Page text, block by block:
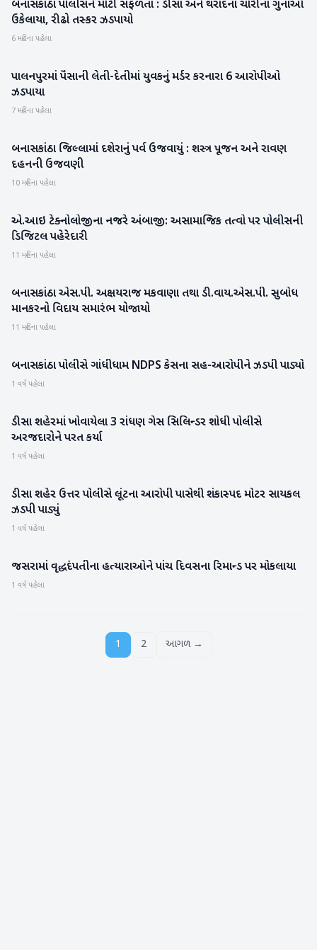
બનાસકાંઠા
બનાસકાંઠા પોલીસને મોટી સફળતા : ડીસા અને થરાદના ચોરીના ગુનાઓ
ઉકેલાયા, રીઢો તસ્કર ઝડપાયો
6 મહિના પહેલા
બનાસકાંઠા
પાલનપુરમાં પૈસાની લેતી-દેતીમાં યુવકનું મર્ડર કરનારા 6 આરોપીઓ
ઝડપાયા
7 મહિના પહેલા
બનાસકાંઠા
બનાસકાંઠા જિલ્લામાં દશેરાનું પર્વ ઉજવાયું : શસ્ત્ર પૂજન અને રાવણ
દહનની ઉજવણી
10 મહિના પહેલા
બનાસકાંઠા
એ.આઇ ટેક્નોલોજીના નજરે અંબાજી: અસામાજિક તત્વો પર પોલીસની
ડિજિટલ પહેરેદારી
11 મહિના પહેલા
બનાસકાંઠા
બનાસકાંઠા એસ.પી. અક્ષયરાજ મકવાણા તથા ડી.વાય.એસ.પી. સુબોધ
માનકરનો વિદાય સમારંભ યોજાયો
11 મહિના પહેલા
બનાસકાંઠા
બનાસકાંઠા પોલીસે ગાંધીધામ NDPS કેસના સહ-આરોપીને ઝડપી પાડ્યો
1 વર્ષ પહેલા
બનાસકાંઠા
ડીસા શહેરમાં ખોવાયેલા 3 રાંધણ ગેસ સિલિન્ડર શોધી પોલીસે
અરજદારોને પરત કર્યા
1 વર્ષ પહેલા
બનાસકાંઠા
ડીસા શહેર ઉત્તર પોલીસે લૂંટના આરોપી પાસેથી શંકાસ્પદ મોટર સાયકલ
ઝડપી પાડ્યું
1 વર્ષ પહેલા
બનાસકાંઠા
જસરામાં વૃદ્ધદંપતીના હત્યારાઓને પાંચ દિવસના રિમાન્ડ પર મોકલાયા
1 વર્ષ પહેલા
1 2 આગળ →